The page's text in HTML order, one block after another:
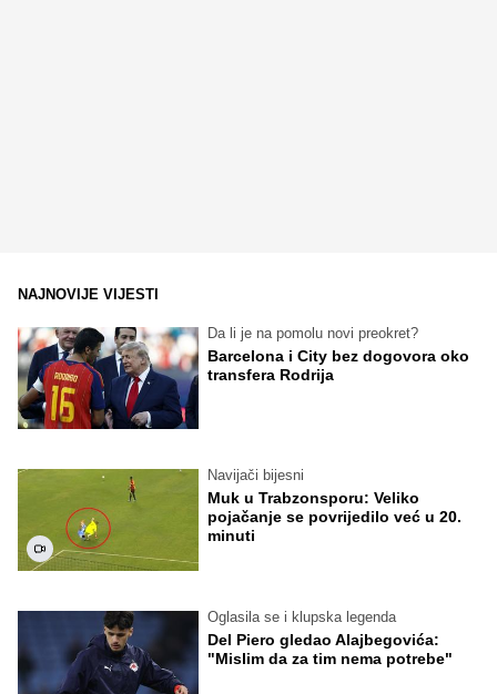
NAJNOVIJE VIJESTI
Da li je na pomolu novi preokret?
Barcelona i City bez dogovora oko
transfera Rodrija
Navijači bijesni
Muk u Trabzonsporu: Veliko
pojačanje se povrijedilo već u 20.
minuti
Oglasila se i klupska legenda
Del Piero gledao Alajbegovića:
"Mislim da za tim nema potrebe"